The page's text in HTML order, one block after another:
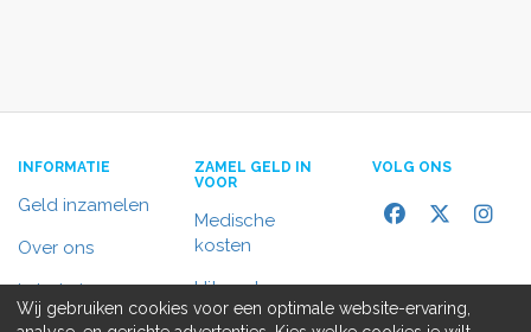
INFORMATIE
Geld inzamelen
Over ons
In het nieuws
ZAMEL GELD IN
VOOR
Medische
kosten
Uitvaart
VOLG ONS
Wij gebruiken cookies voor een optimale website-ervaring,